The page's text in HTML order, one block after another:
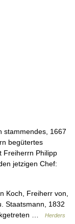
stammendes, 1667
begütertes
Freiherrn Philipp
jetzigen Chef:
Koch, Freiherr von,
Staatsmann, 1832
…
Herders